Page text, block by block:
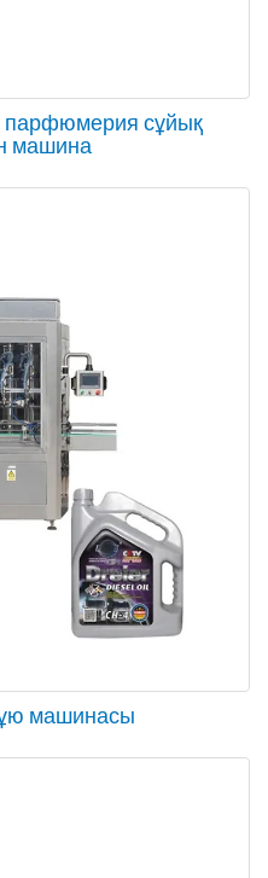
парфюмерия сұйық
машина
машинасы